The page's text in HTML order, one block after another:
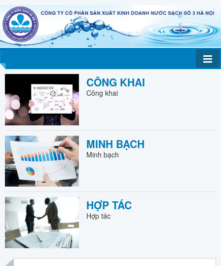
CÔNG KHAI
Công khai
MINH BẠCH
Minh bạch
HỢP TÁC
Hợp tác